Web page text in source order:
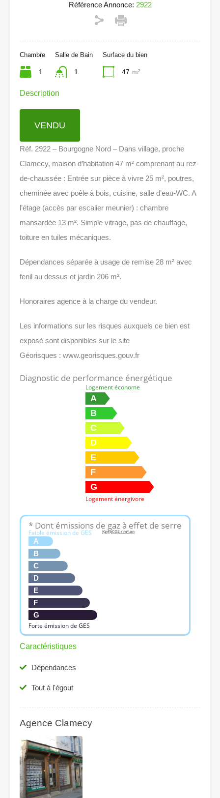
Référence Annonce: 2922
Chambre
1
Salle de Bain
1
Surface du bien
47 m²
Description
VENDU
Réf. 2922 – Bourgogne Nord – Dans village, proche
Clamecy, maison d’habitation 47 m² comprenant au rez-
de-chaussée : Entrée sur pièce à vivre 25 m², poutres,
cheminée avec poêle à bois, cuisine, salle d’eau-WC. A
l’étage (accès par escalier meunier) : chambre
mansardée 13 m². Simple vitrage, pas de chauffage,
toiture en tuiles mécaniques.
Dépendances séparée à usage de remise 28 m² avec
fenil au dessus et jardin 206 m².
Honoraires agence à la charge du vendeur.
Les informations sur les risques auxquels ce bien est
exposé sont disponibles sur le site
Géorisques : www.georisques.gouv.fr
Diagnostic de performance énergétique
Logement économe
A
B
C
D
E
F
G
Logement énergivore
* Dont émissions de gaz à effet de serre
Faible émission de GES
A
B
C
D
E
F
G
Forte émission de GES
KgéqCO2 / m².an
Caractéristiques
Dépendances
Tout à l'égout
Agence Clamecy